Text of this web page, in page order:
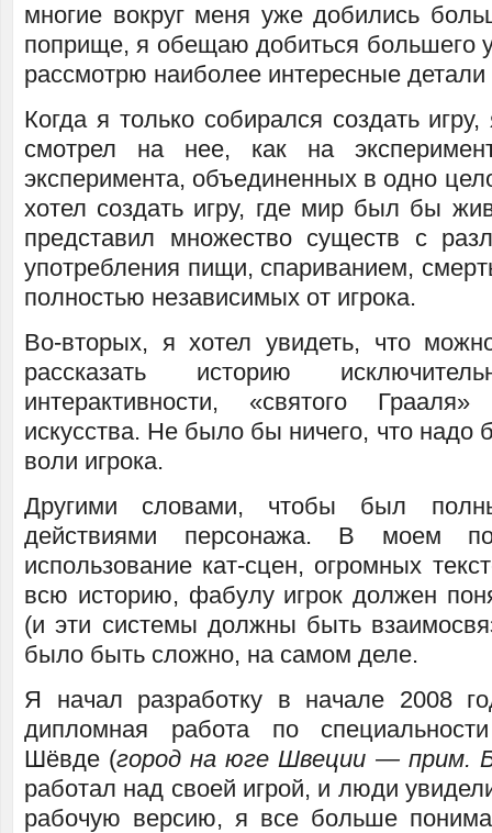
многие вокруг меня уже добились
поприще, я обещаю добиться большего
рассмотрю наиболее интересные детали
Когда я только собирался создать
смотрел на нее, как на
эксперимента, объединенных в одно
хотел создать игру, где мир был бы
представил множество существ с
употребления пищи, спариванием,
полностью независимых от игрока.
Во-вторых, я хотел увидеть, что
рассказать историю
интерактивности, «святого
искусства. Не было бы ничего, что надо
воли игрока.
Другими словами, чтобы был
действиями персонажа. В моем
использование кат-сцен, огромных
всю историю, фабулу игрок должен
(и эти системы должны быть
было быть сложно, на самом деле.
Я начал разработку в начале 2008
дипломная работа по
Шёвде (город на юге Швеции — прим.
работал над своей игрой, и люди
рабочую версию, я все больше